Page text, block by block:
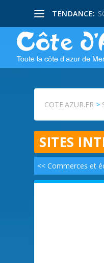
TENDANCE:
COTE.AZUR.FR >
SITES
<< Commerces et